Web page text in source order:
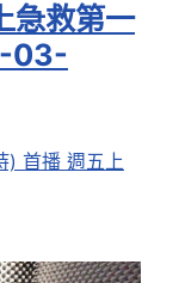
急救第一
03-
) 首播 週五上